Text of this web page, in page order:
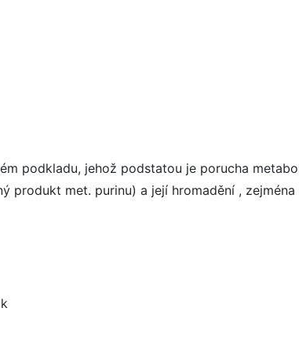
podkladu, jehož podstatou je porucha
produkt met. purinu) a její hromadění , zejména